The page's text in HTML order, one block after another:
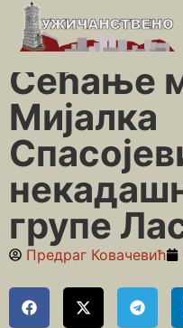
Почетна»Сећање музичара
некадашњег члана групе
Сећање
Мијалка
групе
Предраг Ковачевић